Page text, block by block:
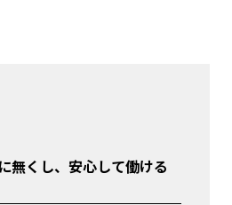
無くし、安心して働ける